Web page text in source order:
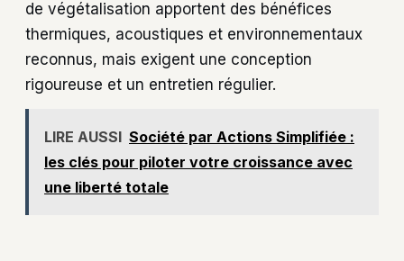
de végétalisation apportent des bénéfices
thermiques, acoustiques et environnementaux
reconnus, mais exigent une conception
rigoureuse et un entretien régulier.
LIRE AUSSI Société par Actions Simplifiée :
les clés pour piloter votre croissance avec
une liberté totale